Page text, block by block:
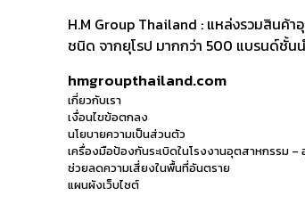
H.M Group Thailand : แหล่งรวมสินค้า
ชนิด จากยุโรป มากกว่า 500 แบรนด์ชั้น
hmgroupthailand.com
เกี่ยวกับเรา
เงื่อนไขข้อตกลง
นโยบายความเป็นส่วนตัว
เครื่องมือป้องกันระเบิดในโรงงานอุตสาหกรรม
ช่วยลดความเสี่ยงในพื้นที่อันตราย
แผนผังเว็บไซต์